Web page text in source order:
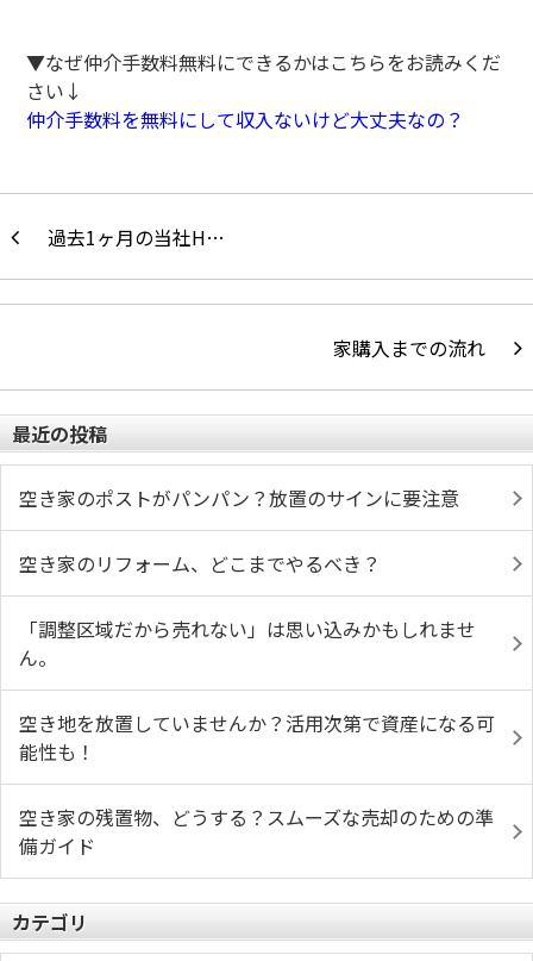
▼なぜ仲介手数料無料にできるかはこちらをお読みくだ
さい↓
仲介手数料を無料にして収入ないけど大丈夫なの？
過去1ヶ月の当社H…
家購入までの流れ
最近の投稿
空き家のポストがパンパン？放置のサインに要注意
空き家のリフォーム、どこまでやるべき？
「調整区域だから売れない」は思い込みかもしれませ
ん。
空き地を放置していませんか？活用次第で資産になる可
能性も！
空き家の残置物、どうする？スムーズな売却のための準
備ガイド
カテゴリ